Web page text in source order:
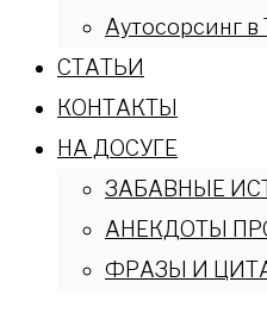
Аутосорсинг в
СТАТЬИ
КОНТАКТЫ
НА ДОСУГЕ
ЗАБАВНЫЕ
АНЕКДОТЫ
ФРАЗЫ И